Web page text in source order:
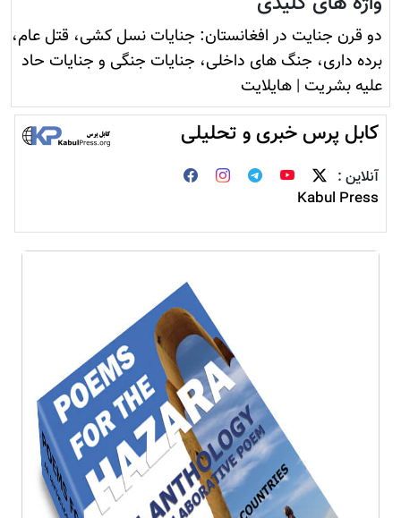
دو قرن جنایت در افغانستان: جنایات نسل کشی، قتل عام،
برده داری، جنگ های داخلی، جنایات جنگی و جنایات حاد
علیه بشریت | هایلایت
کابل پرس خبری و تحلیلی
آنلاین :
Kabul Press